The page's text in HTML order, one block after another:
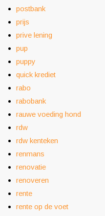
postbank
prijs
prive lening
pup
puppy
quick krediet
rabo
rabobank
rauwe voeding hond
rdw
rdw kenteken
renmans
renovatie
renoveren
rente
rente op de voet